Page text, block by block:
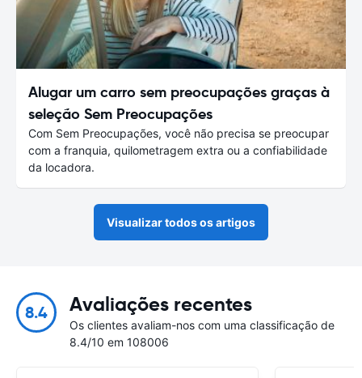
Alugar um carro sem preocupações graças à
seleção Sem Preocupações
Com Sem Preocupações, você não precisa se preocupar
com a franquia, quilometragem extra ou a confiabilidade
da locadora.
Visualizar todos os artigos
8.4 Avaliações recentes
Os clientes avaliam-nos com uma classificação de
8.4/10 em 108006